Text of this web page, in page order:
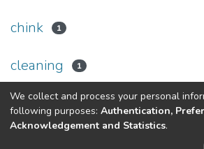
chink 1
cleaning 1
« 1(current)
2 3 4 5 ...
We collect and process your personal
following purposes: Authentication,
Acknowledgement and Statistics.